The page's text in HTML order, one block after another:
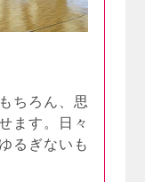
ちろん、思
ます。日々
るぎないも